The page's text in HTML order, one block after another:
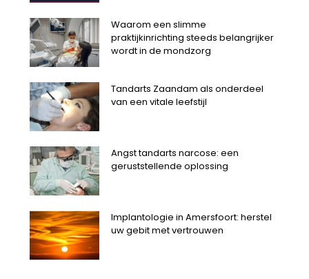
Waarom een slimme
praktijkinrichting steeds belangrijker
wordt in de mondzorg
Tandarts Zaandam als onderdeel
van een vitale leefstijl
Angst tandarts narcose: een
geruststellende oplossing
Implantologie in Amersfoort: herstel
uw gebit met vertrouwen